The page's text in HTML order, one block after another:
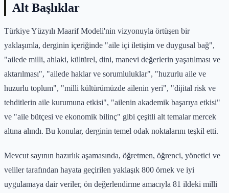
Alt Başlıklar
Türkiye Yüzyılı Maarif Modeli'nin vizyonuyla örtüşen bir
yaklaşımla, derginin içeriğinde "aile içi iletişim ve duygusal bağ",
"ailede milli, ahlaki, kültürel, dini, manevi değerlerin yaşatılması ve
aktarılması", "ailede haklar ve sorumluluklar", "huzurlu aile ve
huzurlu toplum", "milli kültürümüzde ailenin yeri", "dijital risk ve
tehditlerin aile kurumuna etkisi", "ailenin akademik başarıya etkisi"
ve "aile bütçesi ve ekonomik bilinç" gibi çeşitli alt temalar mercek
altına alındı. Bu konular, derginin temel odak noktalarını teşkil etti.
Mevcut sayının hazırlık aşamasında, öğretmen, öğrenci, yönetici ve
veliler tarafından hayata geçirilen yaklaşık 800 örnek ve iyi
uygulamaya dair veriler, ön değerlendirme amacıyla 81 ildeki milli